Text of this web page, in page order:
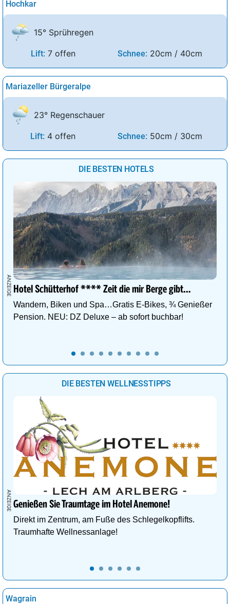
Hochkar
15° Sprühregen
Lift: 7 offen Schnee: 20cm / 40cm
Mariazeller Bürgeralpe
23° Regenschauer
Lift: 4 offen Schnee: 50cm / 30cm
DIE BESTEN HOTELS
Hotel Schütterhof **** Zeit die mir Berge gibt…
Wandern, Biken und Spa…Gratis E-Bikes, ¾ Genießer
Pension. NEU: DZ Deluxe – ab sofort buchbar!
DIE BESTEN WELLNESSTIPPS
Genießen Sie Traumtage im Hotel Anemone!
Direkt im Zentrum, am Fuße des Schlegelkopflifts.
Traumhafte Wellnessanlage!
Wagrain